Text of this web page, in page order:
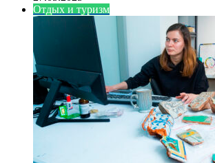
Отдых и туризм